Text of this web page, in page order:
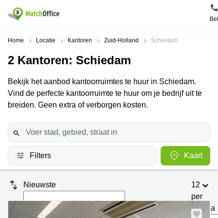
Bel
Huren / Verhuren
Productpagina's
Kantoorruimten
Business
Centers
Coworking
Spaces
Vergaderruimten
Virtueel
Kantoor
Bedrijfsruimte
Populaire
Alkmaar
Amsterdam
Amsterdam
Westpoort
Bergen
op
Populaire
Kantoorruimte
in Breda
huren
Bergen
op
Zoom
Kantoor
Tiel
Kantoor
Help
Over ons
Huurprijs
Log in
Home Locatie Kantoren Zuid-Holland Schiedam
2 Kantoren: Schiedam
Bekijk het aanbod kantoorruimtes te huur in Schiedam.
Vind de perfecte kantoorruimte te huur om je bedrijf uit te
breiden. Geen extra of verborgen kosten.
Filters Kaart
Nieuwste
12
per
pagina